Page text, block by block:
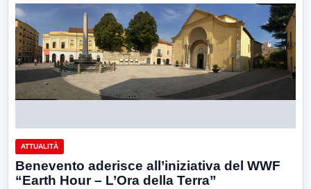
ATTUALITÀ
Benevento aderisce all’iniziativa del WWF
“Earth Hour – L’Ora della Terra”